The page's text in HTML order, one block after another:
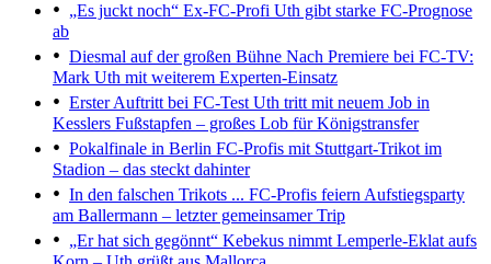
„Es juckt noch“ Ex-FC-Profi Uth gibt starke FC-Prognose
ab
Diesmal auf der großen Bühne Nach Premiere bei FC-TV:
Mark Uth mit weiterem Experten-Einsatz
Erster Auftritt bei FC-Test Uth tritt mit neuem Job in
Kesslers Fußstapfen – großes Lob für Königstransfer
Pokalfinale in Berlin FC-Profis mit Stuttgart-Trikot im
Stadion – das steckt dahinter
In den falschen Trikots ... FC-Profis feiern Aufstiegsparty
am Ballermann – letzter gemeinsamer Trip
„Er hat sich gegönnt“ Kebekus nimmt Lemperle-Eklat aufs